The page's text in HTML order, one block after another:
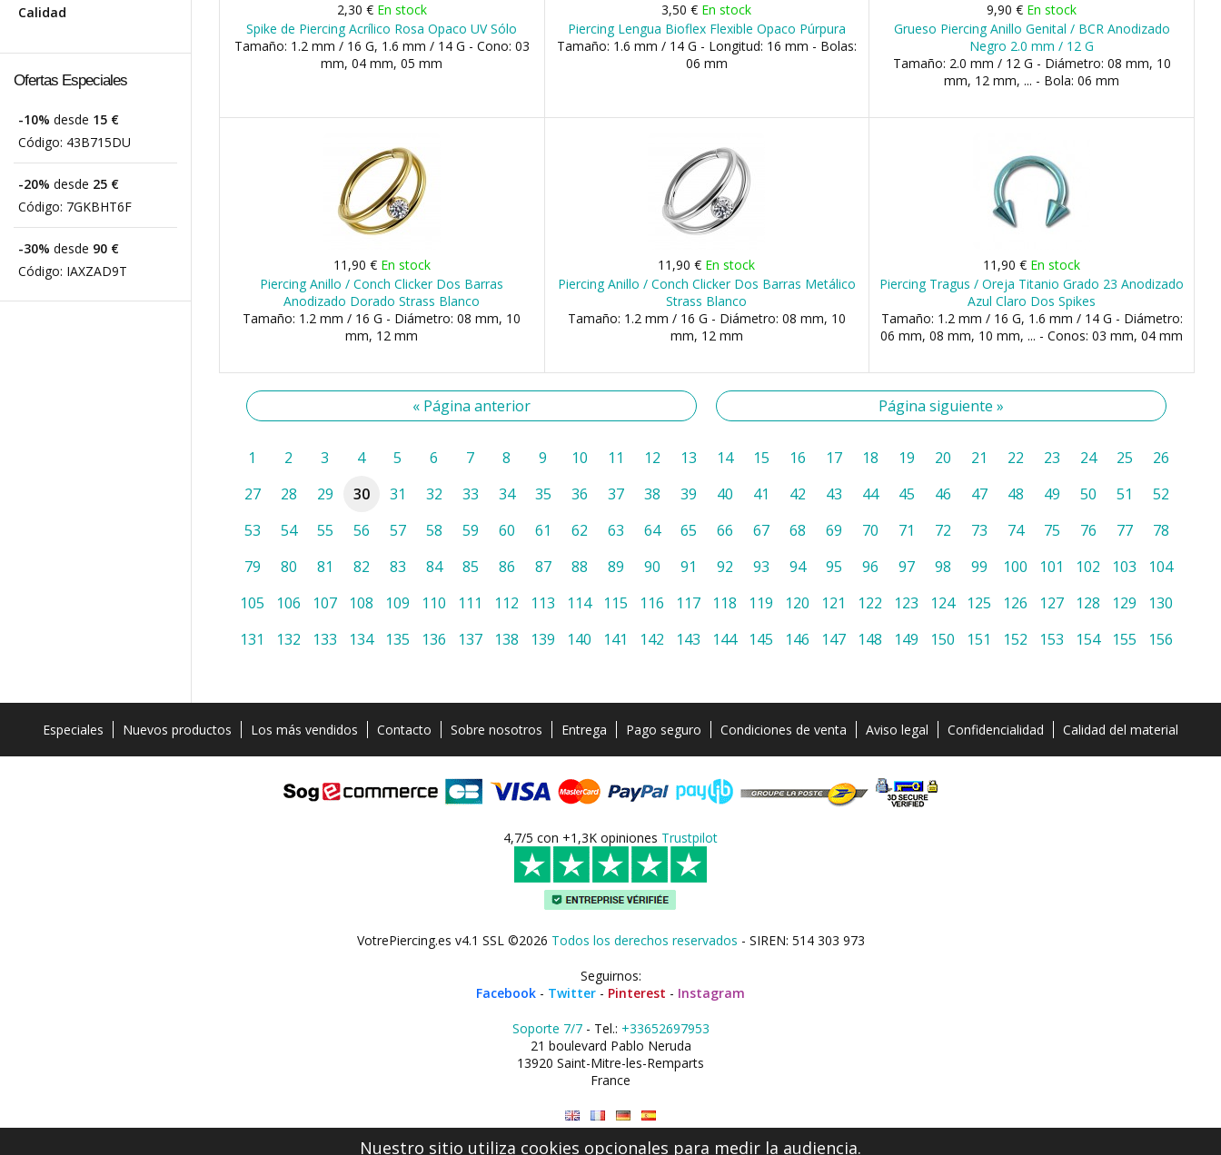
Calidad
Ofertas Especiales
-10% desde 15 €
Código: 43B715DU
-20% desde 25 €
Código: 7GKBHT6F
-30% desde 90 €
Código: IAXZAD9T
2,30 € En stock
Spike de Piercing Acrílico Rosa Opaco UV Sólo
Tamaño: 1.2 mm / 16 G, 1.6 mm / 14 G - Cono: 03
mm, 04 mm, 05 mm
3,50 € En stock
Piercing Lengua Bioflex Flexible Opaco Púrpura
Tamaño: 1.6 mm / 14 G - Longitud: 16 mm - Bolas:
06 mm
9,90 € En stock
Grueso Piercing Anillo Genital / BCR Anodizado
Negro 2.0 mm / 12 G
Tamaño: 2.0 mm / 12 G - Diámetro: 08 mm, 10
mm, 12 mm, ... - Bola: 06 mm
11,90 € En stock
Piercing Anillo / Conch Clicker Dos Barras
Anodizado Dorado Strass Blanco
Tamaño: 1.2 mm / 16 G - Diámetro: 08 mm, 10
mm, 12 mm
11,90 € En stock
Piercing Anillo / Conch Clicker Dos Barras Metálico
Strass Blanco
Tamaño: 1.2 mm / 16 G - Diámetro: 08 mm, 10
mm, 12 mm
11,90 € En stock
Piercing Tragus / Oreja Titanio Grado 23 Anodizado
Azul Claro Dos Spikes
Tamaño: 1.2 mm / 16 G, 1.6 mm / 14 G - Diámetro:
06 mm, 08 mm, 10 mm, ... - Conos: 03 mm, 04 mm
« Página anterior Página siguiente »
1 2 3 4 5 6 7 8 9 10 11 12 13 14 15 16 17 18 19 20 21 22 23 24 25
26
27
28 29 30 31 32 33 34 35 36 37 38 39 40 41 42 43 44 45 46 47 48 49 50 51
52
53
54 55 56 57 58 59 60 61 62 63 64 65 66 67 68 69 70 71 72 73 74 75 76 77
78
79
80 81 82 83 84 85 86 87 88 89 90 91 92 93 94 95 96 97 98 99 100 101 102 103
104
105
106 107 108 109 110 111 112 113 114 115 116 117 118 119 120 121 122 123 124 125 126 127 128 129
130
131
132 133 134 135 136 137 138 139 140 141 142 143 144 145 146 147 148 149 150 151 152 153 154 155 156
Especiales Nuevos productos Los más vendidos Contacto Sobre nosotros Entrega Pago seguro Condiciones de venta Aviso legal Confidencialidad Calidad del material
4,7/5 con +1,3K opiniones Trustpilot
VotrePiercing.es v4.1 SSL ©2026 Todos los derechos reservados - SIREN: 514 303 973
Seguirnos:
Facebook - Twitter - Pinterest - Instagram
Soporte 7/7- Tel.: +33652697953
21 boulevard Pablo Neruda
13920 Saint-Mitre-les-Remparts
France
Nuestro sitio utiliza cookies opcionales para medir la audiencia.